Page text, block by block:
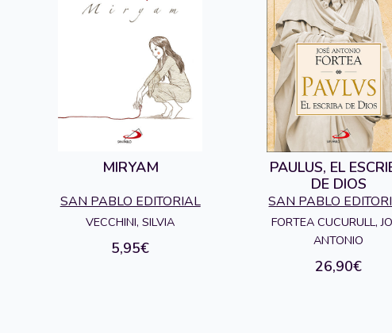
MIRYAM
SAN PABLO EDITORIAL
VECCHINI, SILVIA
5,95€
PAULUS, EL
DE DIOS
SAN PABLO
FORTEA CUCURULL,
ANTONIO
26,90€